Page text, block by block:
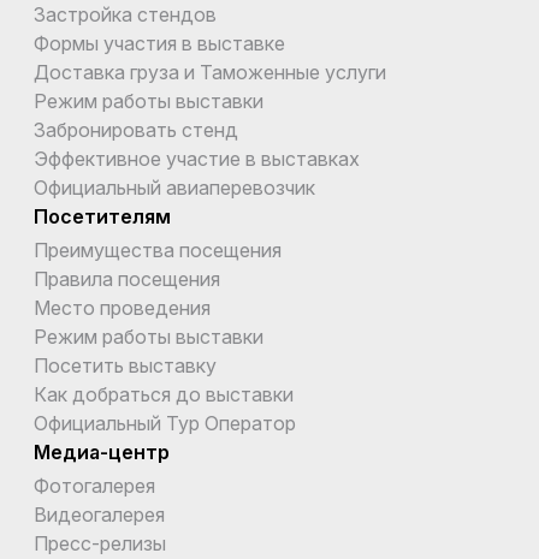
Застройка стендов
Формы участия в выставке
Доставка груза и Таможенные услуги
Режим работы выставки
Забронировать стенд
Эффективное участие в выставках
Официальный авиаперевозчик
Посетителям
Преимущества посещения
Правила посещения
Место проведения
Режим работы выставки
Посетить выставку
Как добраться до выставки
Официальный Тур Оператор
Медиа-центр
Фотогалерея
Видеогалерея
Пресс-релизы